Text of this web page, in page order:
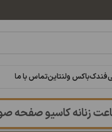
فندکباکس ولنتاینتماس با ما
زنانه کاسیو صفحه صورتی |